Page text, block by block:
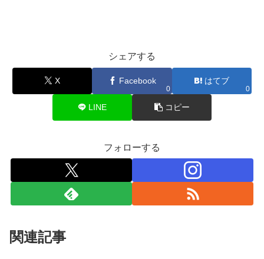
シェアする
X Facebook
0
はてブ
0
LINE コピー
フォローする
関連記事